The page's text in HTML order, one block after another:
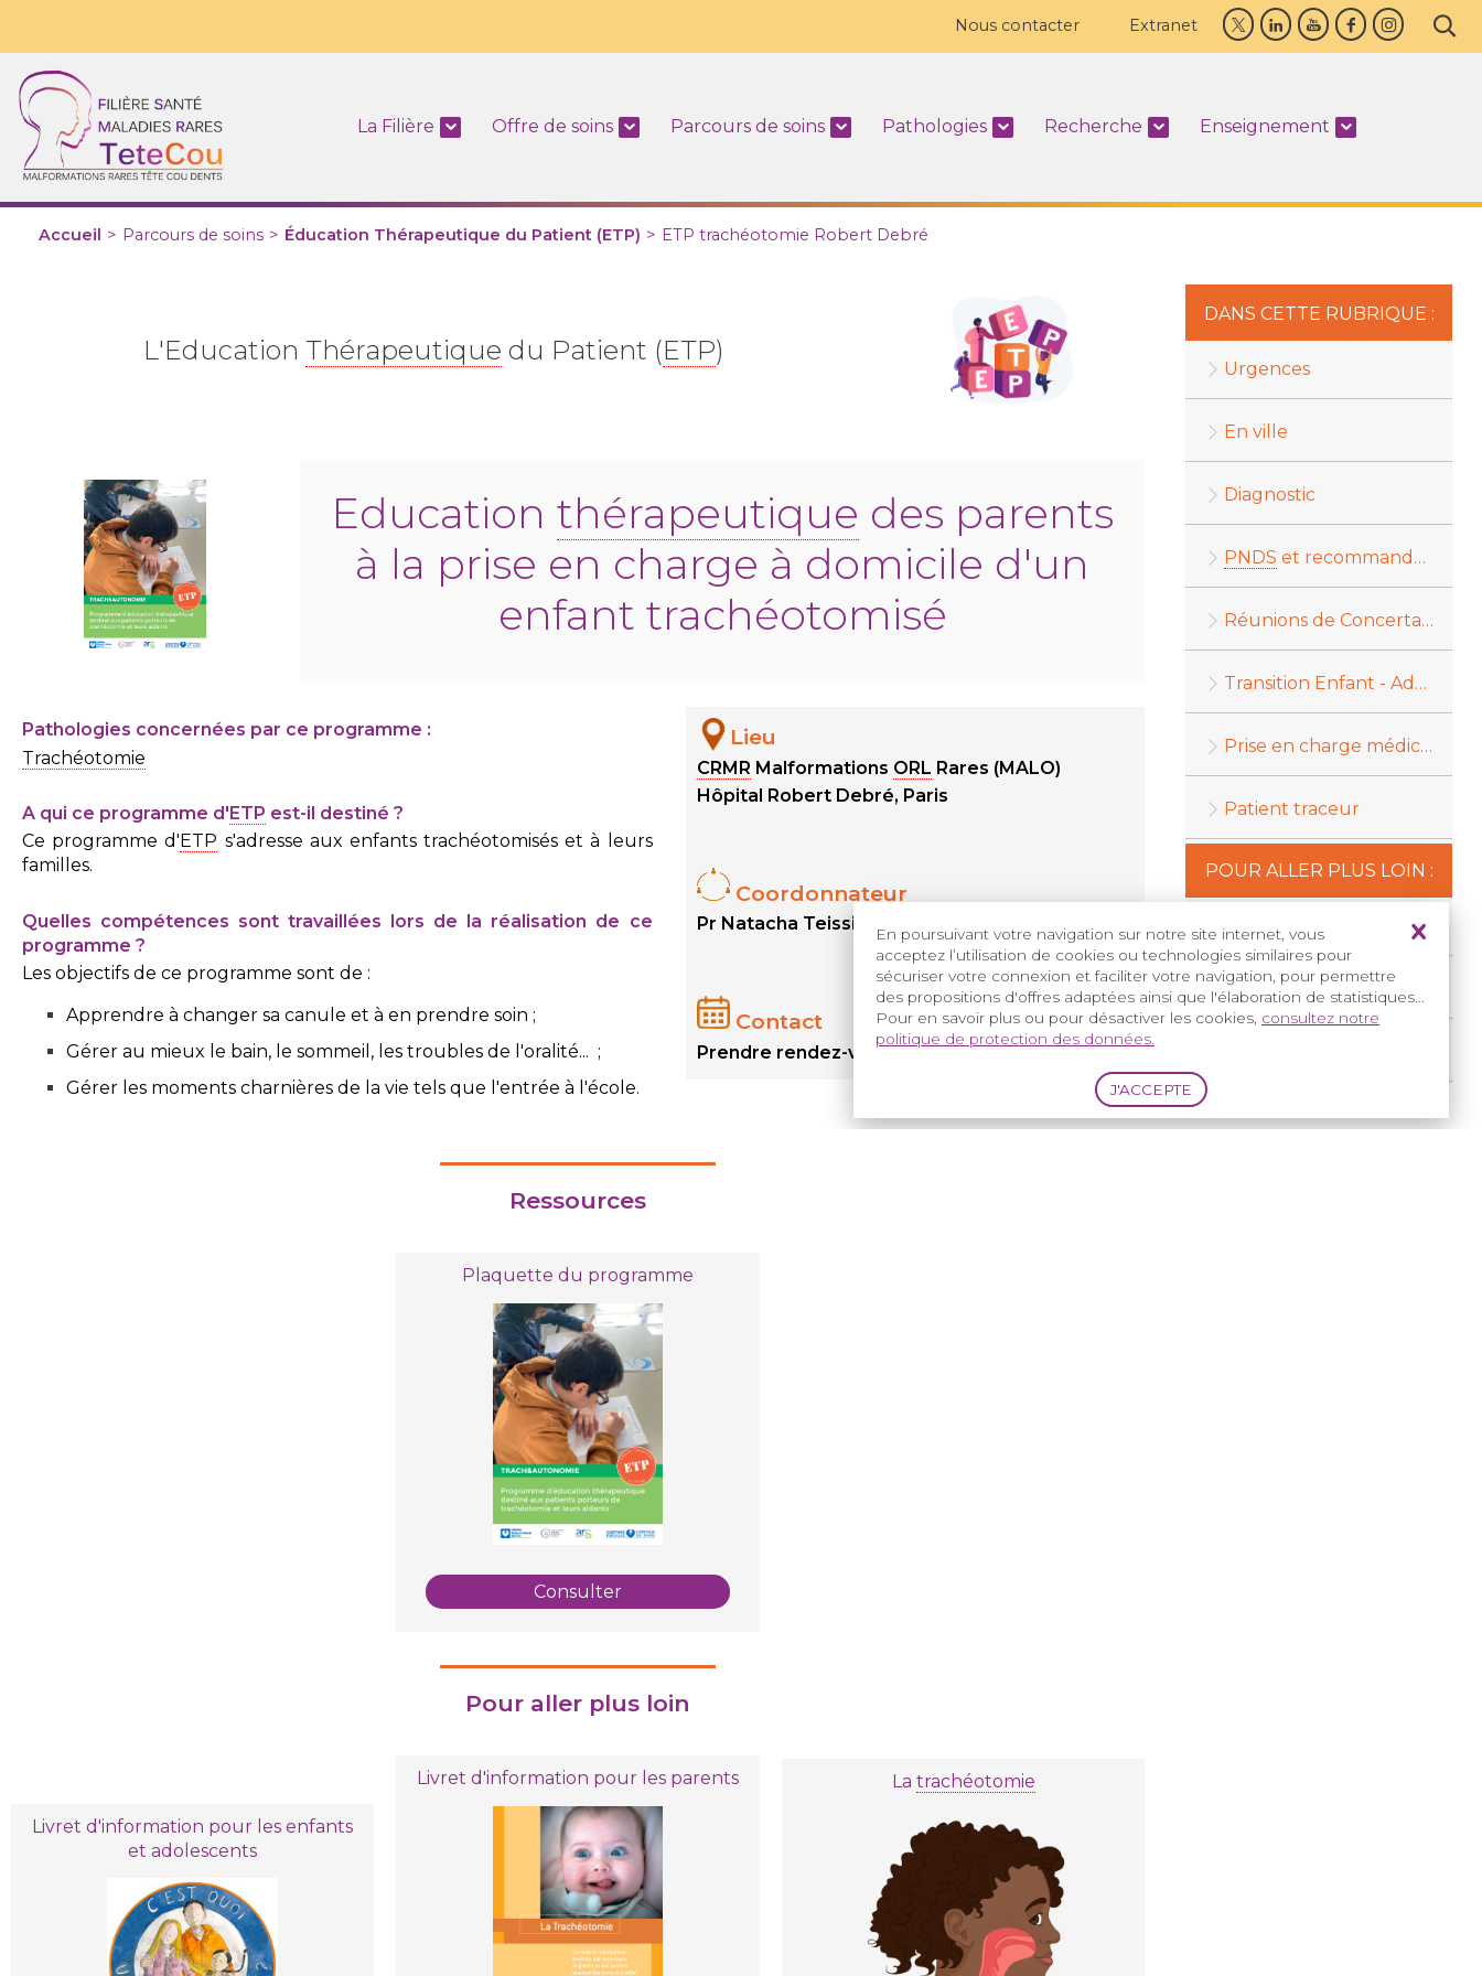
En poursuivant votre navigation sur notre site internet, vous
acceptez l’utilisation de cookies ou technologies similaires pour
sécuriser votre connexion et faciliter votre navigation, pour permettre
des propositions d'offres adaptées ainsi que l'élaboration de statistiques...
Pour en savoir plus ou pour désactiver les cookies, consultez notre
politique de protection des données.
Nous contacter Extranet
La Filière Offre de soins Parcours de soins Pathologies Recherche Enseignement
Accueil > Parcours de soins > Éducation Thérapeutique du Patient (ETP) > ETP trachéotomie Robert Debré
L'Education Thérapeutique du Patient (ETP)
Educationthérapeutique des parents
à la prise en charge à domicile d'un
enfant trachéotomisé
Pathologies concernées par ce programme :
Trachéotomie
A qui ce programme d'ETP est-il destiné ?
Ce programme d' ETP s'adresse aux enfants trachéotomisés et à leurs
familles.
Quelles compétences sont travaillées lors de la réalisation de ce
programme ?
Les objectifs de ce programme sont de :
Apprendre à changer sa canule et à en prendre soin ;
Gérer au mieux le bain, le sommeil, les troubles de l'oralité... ;
Gérer les moments charnières de la vie tels que l'entrée à l'école.
Lieu
CRMR Malformations ORL Rares (MALO)
Hôpital Robert Debré, Paris
Coordonnateur
Pr Natacha Teissier
Contact
Prendre rendez-vous : 01 71 28 25 66
Ressources
Plaquette du programme
Consulter
Pour aller plus loin
Livret d'information pour les enfants
et adolescents
Livret d'information pour les parents La trachéotomie
DANS CETTE RUBRIQUE :
Urgences
En ville
Diagnostic
PNDS et recommandations
Réunions de Concertation Pluridisciplinaire (
Transition Enfant - Adulte
Prise en charge médico-sociale
Patient traceur
POUR ALLER PLUS LOIN :
Programmes d'
Appels à projetsETP